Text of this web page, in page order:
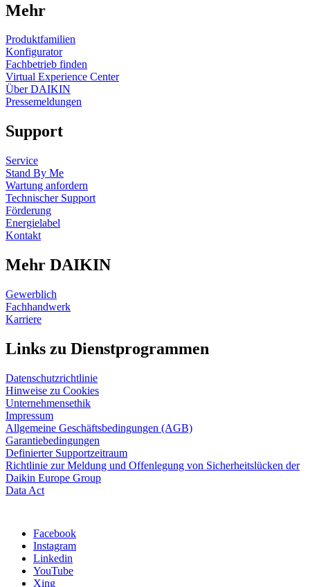
Mehr
Produktfamilien
Konfigurator
Fachbetrieb finden
Virtual Experience Center
Über DAIKIN
Pressemeldungen
Support
Service
Stand By Me
Wartung anfordern
Technischer Support
Förderung
Energielabel
Kontakt
Mehr DAIKIN
Gewerblich
Fachhandwerk
Karriere
Links zu Dienstprogrammen
Datenschutzrichtlinie
Hinweise zu Cookies
Unternehmensethik
Impressum
Allgemeine Geschäftsbedingungen (AGB)
Garantiebedingungen
Definierter Supportzeitraum
Richtlinie zur Meldung und Offenlegung von Sicherheitslücken der
Daikin Europe Group
Data Act
Facebook
Instagram
Linkedin
YouTube
Xing